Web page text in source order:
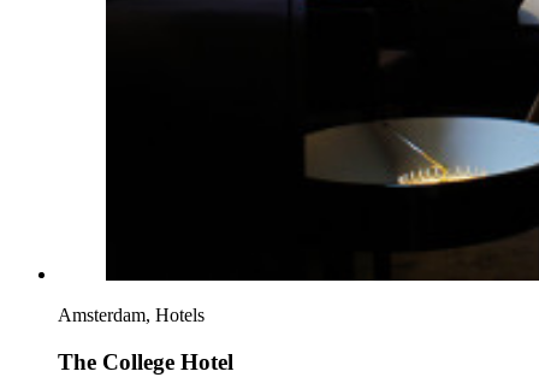
Amsterdam, Hotels
The College Hotel